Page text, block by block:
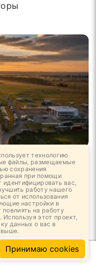
1 215
становится
технологию
файлы, размещаемые
сохранения
при помощи
вас,
работу нашего
от использования
настройки в
на работу
этот проект,
данных о вас в
выше.
Принимаю cookies